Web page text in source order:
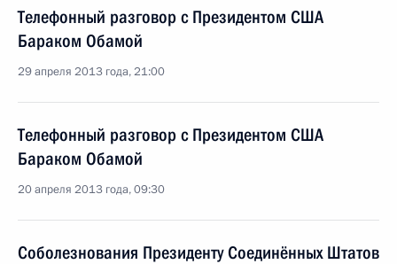
Телефонный разговор с Президентом США
Бараком Обамой
29 апреля 2013 года, 21:00
Телефонный разговор с Президентом США
Бараком Обамой
20 апреля 2013 года, 09:30
Соболезнования Президенту Соединённых Штатов